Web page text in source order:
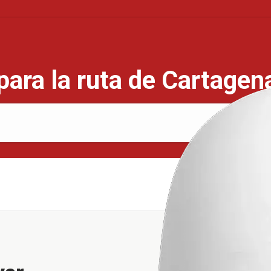
la ruta de